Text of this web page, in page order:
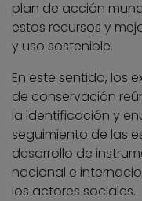
plan de acción
estos recursos y
y uso sostenible.
En este sentido, los
de conservación
la identificación y
seguimiento de las
desarrollo de
nacional e
los actores sociales.